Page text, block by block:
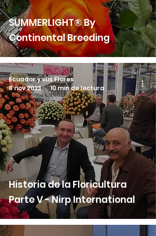
SUMMERLIGHT® By
Continental Breeding
Historia de la Floricultura
Parte V - Nirp International
Ecuador y sus Flores
8 nov 2023
10 min de lectura